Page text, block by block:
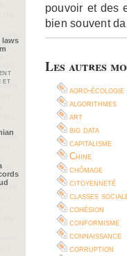
pouvoir et des
bien souvent
Les autres
agro-écologie
algorithmes
art
big data
capitalisme
Chine
chômage
citoyenneté
classes
cohésion
conformisme
connaissance
corruption
laws
et